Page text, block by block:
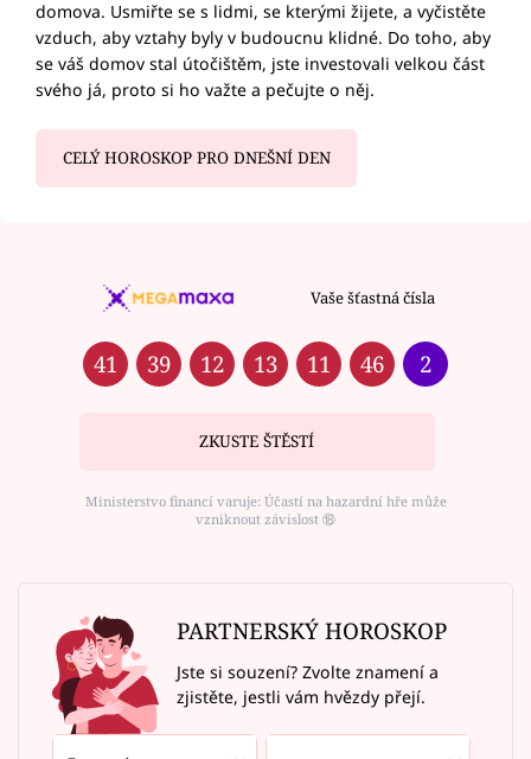
domova. Usmiřte se s lidmi, se kterými žijete, a vyčistěte
vzduch, aby vztahy byly v budoucnu klidné. Do toho, aby
se váš domov stal útočištěm, jste investovali velkou část
svého já, proto si ho važte a pečujte o něj.
CELÝ HOROSKOP PRO DNEŠNÍ DEN
Vaše šťastná čísla
41 39 12 13 11 46 2
ZKUSTE ŠTĚSTÍ
Ministerstvo financí varuje: Účastí na hazardní hře může
vzniknout závislost ⑱
PARTNERSKÝ HOROSKOP
Jste si souzení? Zvolte znamení a
zjistěte, jestli vám hvězdy přejí.